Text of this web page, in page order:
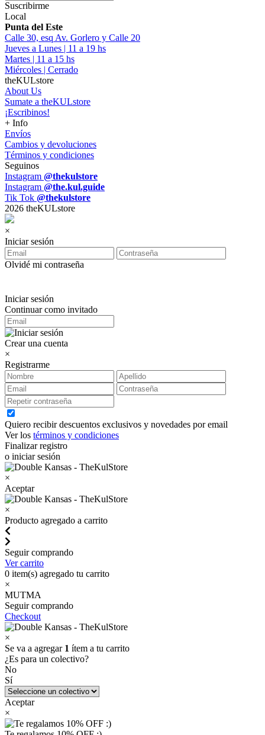
Suscribirme
Local
Punta del Este
Calle 30, esq Av. Gorlero y Calle 20
Jueves a Lunes | 11 a 19 hs
Martes | 11 a 15 hs
Miércoles | Cerrado
theKULstore
About Us
Sumate a theKULstore
¡Escribinos!
+ Info
Envíos
Cambios y devoluciones
Términos y condiciones
Seguinos
Instagram @thekulstore
Instagram @the.kul.guide
Tik Tok @thekulstore
2026 theKULstore
×
Iniciar sesión
Olvidé mi contraseña
Iniciar sesión
Continuar como invitado
Crear una cuenta
×
Registrarme
Quiero recibir descuentos exclusivos y novedades por email
Ver los términos y condiciones
Finalizar registro
o iniciar sesión
×
Aceptar
×
Producto agregado a carrito
Seguir comprando
Ver carrito
0 item(s) agregado tu carrito
×
MUTMA
Seguir comprando
Checkout
×
Se va a agregar 1 ítem a tu carrito
¿Es para un colectivo?
No
Sí
Aceptar
×